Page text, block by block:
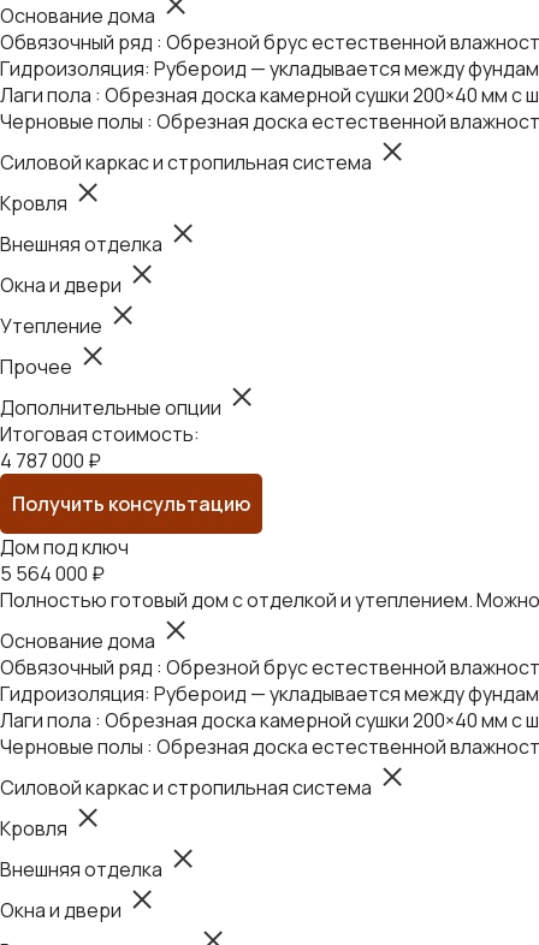
Основание дома
Обвязочный ряд : Обрезной брус естественной
Гидроизоляция: Рубероид — укладывается между
Лаги пола : Обрезная доска камерной сушки 200×40 мм с
Черновые полы : Обрезная доска естественной
Силовой каркас и стропильная система
Кровля
Внешняя отделка
Окна и двери
Утепление
Прочее
Дополнительные опции
Итоговая стоимость:
4 787 000 ₽
Получить консультацию
Дом под ключ
5 564 000 ₽
Полностью готовый дом с отделкой и утеплением.
Основание дома
Обвязочный ряд : Обрезной брус естественной
Гидроизоляция: Рубероид — укладывается между
Лаги пола : Обрезная доска камерной сушки 200×40 мм с
Черновые полы : Обрезная доска естественной
Силовой каркас и стропильная система
Кровля
Внешняя отделка
Окна и двери